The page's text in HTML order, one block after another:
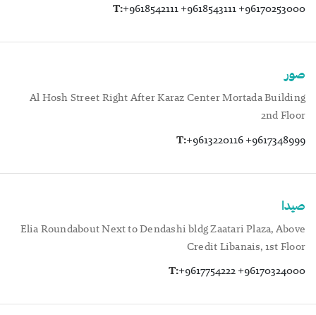
T:+9618542111 +9618543111 +96170253000
صور
Al Hosh Street Right After Karaz Center Mortada Building
2nd Floor
T:+9613220116 +9617348999
صيدا
Elia Roundabout Next to Dendashi bldg Zaatari Plaza, Above
Credit Libanais, 1st Floor
T:+9617754222 +96170324000